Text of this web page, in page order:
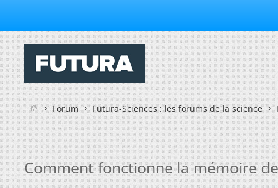
Forum Futura-Sciences : les forums de la science
Comment fonctionne la mémoire